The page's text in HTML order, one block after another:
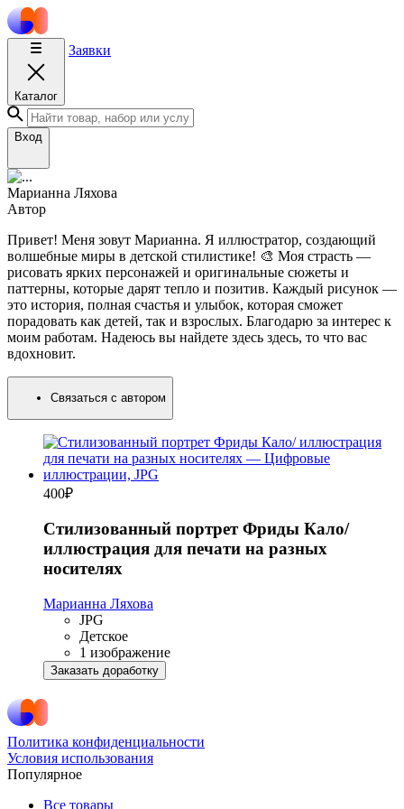
Каталог
Заявки
Вход
Марианна Ляхова
Автор
Привет! Меня зовут Марианна. Я иллюстратор, создающий
волшебные миры в детской стилистике! 🎨 Моя страсть —
рисовать ярких персонажей и оригинальные сюжеты и
паттерны, которые дарят тепло и позитив. Каждый рисунок —
это история, полная счастья и улыбок, которая сможет
порадовать как детей, так и взрослых. Благодарю за интерес к
моим работам. Надеюсь вы найдете здесь здесь, то что вас
вдохновит.
Связаться с автором
400₽
Стилизованный портрет Фриды Кало/
иллюстрация для печати на разных
носителях
Марианна Ляхова
JPG
Детское
1 изображение
Заказать доработку
Политика конфиденциальности
Условия использования
Популярное
Все товары